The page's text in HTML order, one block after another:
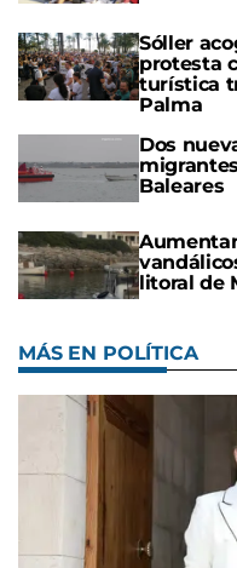
Sóller
protesta
turística
Palma
Dos
Baleares
litoral de
MÁS EN POLÍTICA